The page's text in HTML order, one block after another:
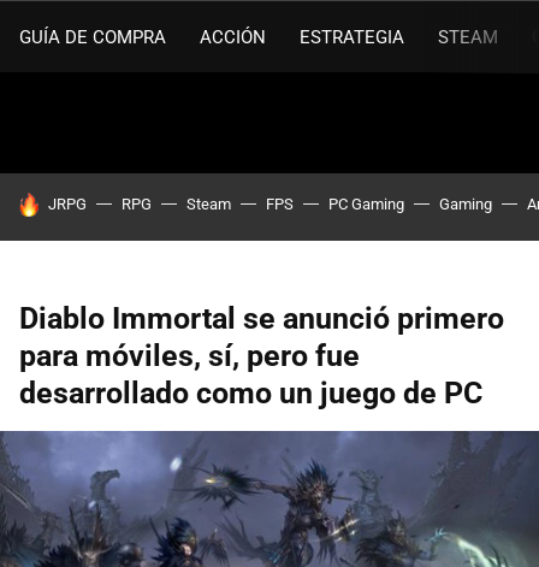
GUÍA DE COMPRA ACCIÓN ESTRATEGIA STEAM
HOY SE HABLA DE
JRPG RPG Steam FPS PC Gaming Gaming
Diablo Immortal se anunció primero
para móviles, sí, pero fue
desarrollado como un juego de PC